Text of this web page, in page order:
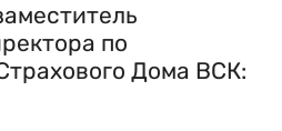
по
Дома ВСК: